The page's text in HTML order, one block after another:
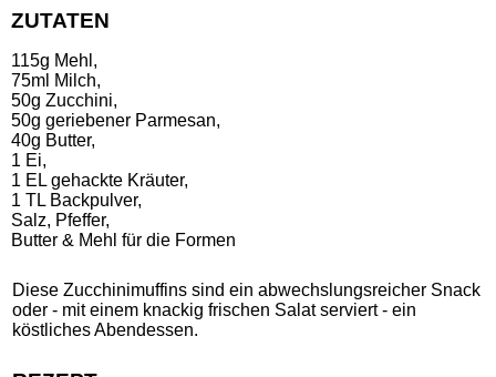
ZUTATEN
115g Mehl,
75ml Milch,
50g Zucchini,
50g geriebener Parmesan,
40g Butter,
1 Ei,
1 EL gehackte Kräuter,
1 TL Backpulver,
Salz, Pfeffer,
Butter & Mehl für die Formen
Diese Zucchinimuffins sind ein abwechslungsreicher Snack
oder - mit einem knackig frischen Salat serviert - ein
köstliches Abendessen.